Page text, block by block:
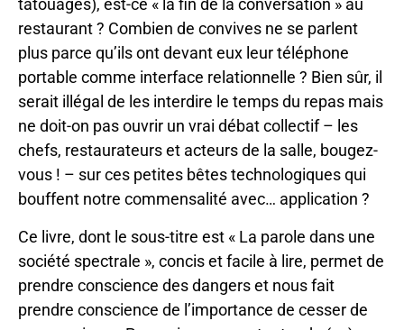
tatouages), est-ce « la fin de la conversation » au
restaurant ? Combien de convives ne se parlent
plus parce qu’ils ont devant eux leur téléphone
portable comme interface relationnelle ? Bien sûr, il
serait illégal de les interdire le temps du repas mais
ne doit-on pas ouvrir un vrai débat collectif – les
chefs, restaurateurs et acteurs de la salle, bougez-
vous ! – sur ces petites bêtes technologiques qui
bouffent notre commensalité avec… application ?
Ce livre, dont le sous-titre est « La parole dans une
société spectrale », concis et facile à lire, permet de
prendre conscience des dangers et nous fait
prendre conscience de l’importance de cesser de